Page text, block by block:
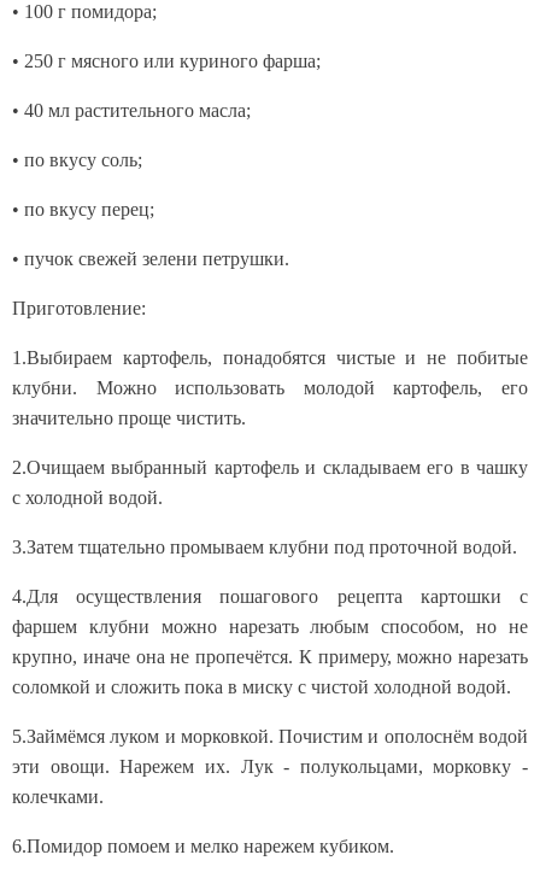
• 100 г помидора;
• 250 г мясного или куриного фарша;
• 40 мл растительного масла;
• по вкусу соль;
• по вкусу перец;
• пучок свежей зелени петрушки.
Приготовление:
1.Выбираем картофель, понадобятся чистые и не побитые
клубни. Можно использовать молодой картофель, его
значительно проще чистить.
2.Очищаем выбранный картофель и складываем его в чашку
с холодной водой.
3.Затем тщательно промываем клубни под проточной водой.
4.Для осуществления пошагового рецепта картошки с
фаршем клубни можно нарезать любым способом, но не
крупно, иначе она не пропечётся. К примеру, можно нарезать
соломкой и сложить пока в миску с чистой холодной водой.
5.Займёмся луком и морковкой. Почистим и ополоснём водой
эти овощи. Нарежем их. Лук - полукольцами, морковку -
колечками.
6.Помидор помоем и мелко нарежем кубиком.